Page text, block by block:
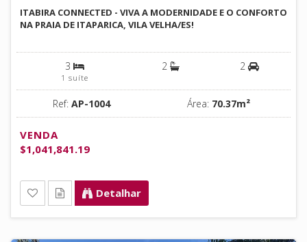
ITABIRA CONNECTED - VIVA A MODERNIDADE E O CONFORTO
NA PRAIA DE ITAPARICA, VILA VELHA/ES!
3
1 suíte
2 2
Ref: AP-1004 Área: 70.37m²
VENDA
$1,041,841.19
Detalhar